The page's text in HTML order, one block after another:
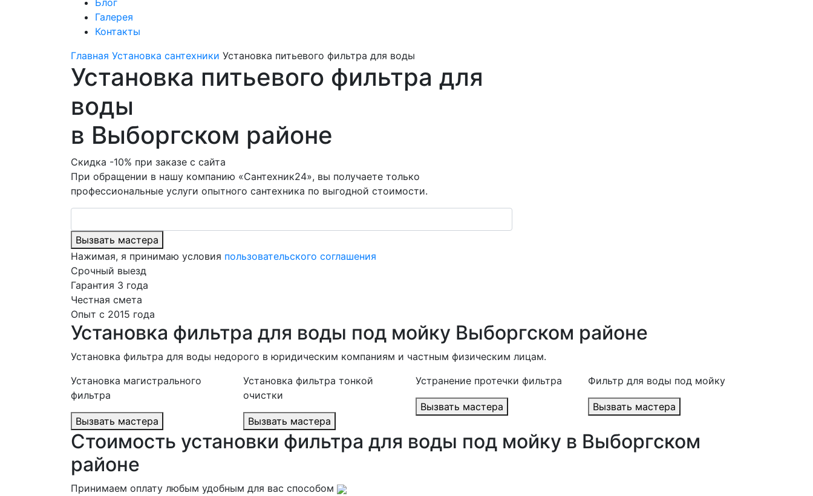
Блог
Галерея
Контакты
Главная Установка сантехники Установка питьевого фильтра для воды
Установка питьевого фильтра для
воды
в Выборгском районе
Скидка -10% при заказе с сайта
При обращении в нашу компанию «Сантехник24», вы получаете только
профессиональные услуги опытного сантехника по выгодной стоимости.
Вызвать мастера
Нажимая, я принимаю условия пользовательского соглашения
Срочный выезд
Гарантия 3 года
Честная смета
Опыт с 2015 года
Установка фильтра для воды под мойку Выборгском районе
Установка фильтра для воды недорого в юридическим компаниям и частным физическим лицам.
Установка магистрального
фильтра
Вызвать мастера
Установка фильтра тонкой
очистки
Вызвать мастера
Устранение протечки фильтра
Вызвать мастера
Фильтр для воды под мойку
Вызвать мастера
Стоимость установки фильтра для воды под мойку в Выборгском
районе
Принимаем оплату любым удобным для вас способом